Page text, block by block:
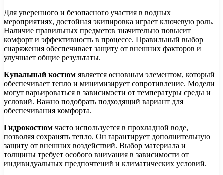
Для уверенного и безопасного участия в водных
мероприятиях, достойная экипировка играет ключевую роль.
Наличие правильных предметов значительно повысит
комфорт и эффективность в процессе. Правильный выбор
снаряжения обеспечивает защиту от внешних факторов и
улучшает общие результаты.
Купальный костюм является основным элементом, который
обеспечивает тепло и минимизирует сопротивление. Модели
могут варьироваться в зависимости от температуры среды и
условий. Важно подобрать подходящий вариант для
обеспечивания комфорта.
Гидрокостюм часто используется в прохладной воде,
позволяя сохранять тепло. Он гарантирует дополнительную
защиту от внешних воздействий. Выбор материала и
толщины требует особого внимания в зависимости от
индивидуальных предпочтений и климатических условий.